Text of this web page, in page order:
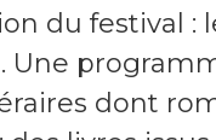
du festival :
Une
dont